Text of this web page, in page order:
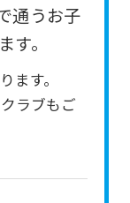
通うお子
。
ます。
ラブもご